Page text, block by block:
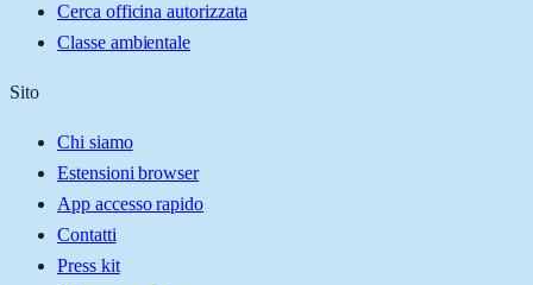
Cerca officina autorizzata
Classe ambientale
Sito
Chi siamo
Estensioni browser
App accesso rapido
Contatti
Press kit